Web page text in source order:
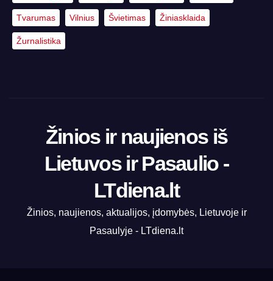
Tvarumas Vilnius Švietimas Žiniasklaida
Žurnalistika
Žinios ir naujienos iš
Lietuvos ir Pasaulio -
LTdiena.lt
Žinios, naujienos, aktualijos, įdomybės, Lietuvoje ir
Pasaulyje - LTdiena.lt